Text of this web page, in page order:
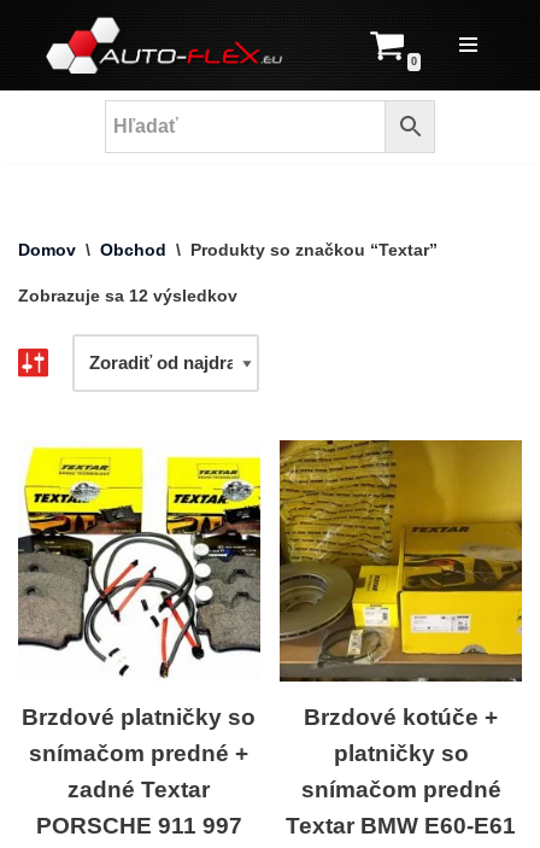
Prejsť
na
0
Domov \ Obchod \ Produkty so značkou “Textar”
Zobrazuje sa 12 výsledkov
Brzdové platničky so
snímačom predné +
zadné Textar
PORSCHE 911 997
Brzdové kotúče +
platničky so
snímačom predné
Textar BMW E60-E61